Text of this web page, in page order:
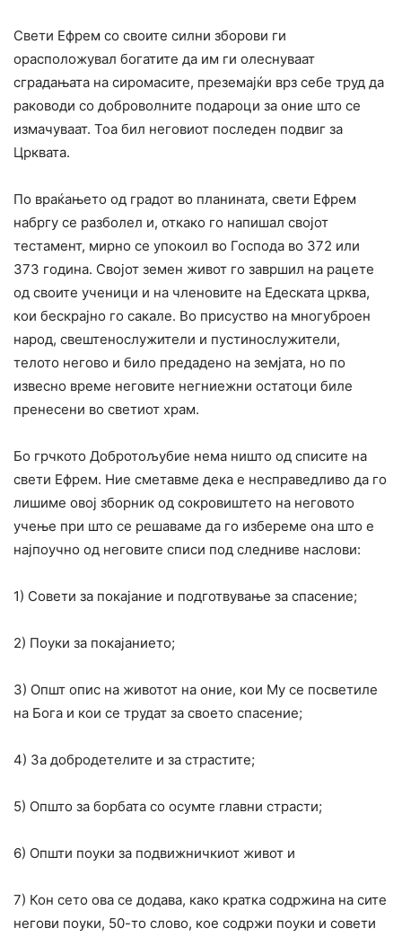
Свети Ефрем со своите силни зборови ги
орасположувал богатите да им ги олеснуваат
сградањата на сиромасите, преземајќи врз себе труд да
раководи со доброволните подароци за оние што се
измачуваат. Тоа бил неговиот последен подвиг за
Црквата.
По враќањето од градот во планината, свети Ефрем
набргу се разболел и, откако го напишал својот
тестамент, мирно се упокоил во Господа во 372 или
373 година. Својот земен живот го завршил на рацете
од своите ученици и на членовите на Едеската црква,
кои бескрајно го сакале. Во присуство на многуброен
народ, свештенослужители и пустинослужители,
телото негово и било предадено на земјата, но по
извесно време неговите негниежни остатоци биле
пренесени во светиот храм.
Бо грчкото Добротољубие нема ништо од списите на
свети Ефрем. Ние сметавме дека е несправедливо да го
лишиме овој зборник од сокровиштето на неговото
учење при што се решаваме да го избереме она што е
најпоучно од неговите списи под следниве наслови:
1) Совети за покајание и подготвување за спасение;
2) Поуки за покајанието;
3) Општ опис на животот на оние, кои Му се посветиле
на Бога и кои се трудат за своето спасение;
4) За добродетелите и за страстите;
5) Општо за борбата со осумте главни страсти;
6) Општи поуки за подвижничкиот живот и
7) Кон сето ова се додава, како кратка содржина на сите
негови поуки, 50-то слово, кое содржи поуки и совети